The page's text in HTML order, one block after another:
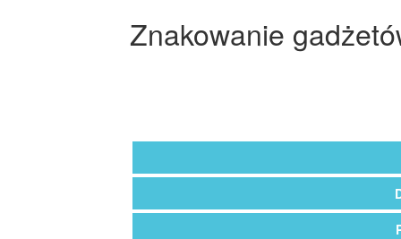
Znakowanie